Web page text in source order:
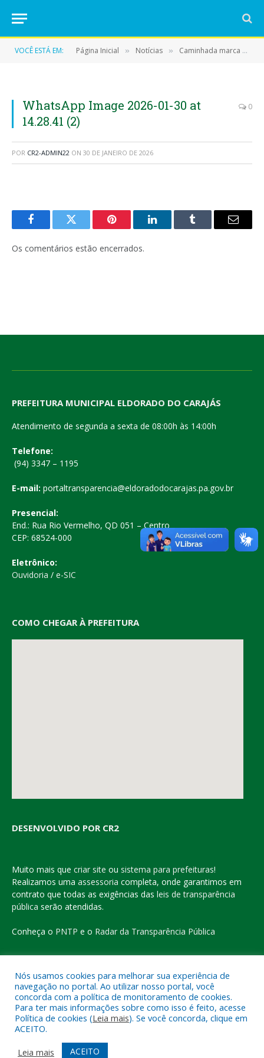
VOCÊ ESTÁ EM: Página Inicial » Notícias » Caminhada marca encerramento da campanha em Eldorado do Carajás
WhatsApp Image 2026-01-30 at
14.28.41 (2)
0
POR CR2-ADMIN22 ON 30 DE JANEIRO DE 2026
FacebookTwitter Pinterest LinkedInTumblr
E-
Os comentários estão encerrados.
PREFEITURA MUNICIPAL ELDORADO DO CARAJÁS
Atendimento de segunda a sexta de 08:00h às 14:00h
Telefone:
(94) 3347 – 1195
E-mail: portaltransparencia@eldoradodocarajas.pa.gov.br
Presencial:
End.: Rua Rio Vermelho, QD 051 – Centro
CEP: 68524-000
Eletrônico:
Ouvidoria / e-SIC
COMO CHEGAR À PREFEITURA
DESENVOLVIDO POR CR2
Muito mais que criar site ou sistema para prefeituras!
Realizamos uma assessoria completa, onde garantimos em
contrato que todas as exigências das leis de transparência
pública serão atendidas.
Conheça o PNTP e o Radar da Transparência Pública
Todos os direitos reservados a Prefeitura Municipal de Eldorado
do Carajás
Mapa do Site
Acessar o Webmail
Nós usamos cookies para melhorar sua experiência de
navegação no portal. Ao utilizar nosso portal, você
concorda com a política de monitoramento de cookies.
Para ter mais informações sobre como isso é feito, acesse
Política de cookies (Leia mais). Se você concorda, clique em
ACEITO.
Leia mais
ACEITO